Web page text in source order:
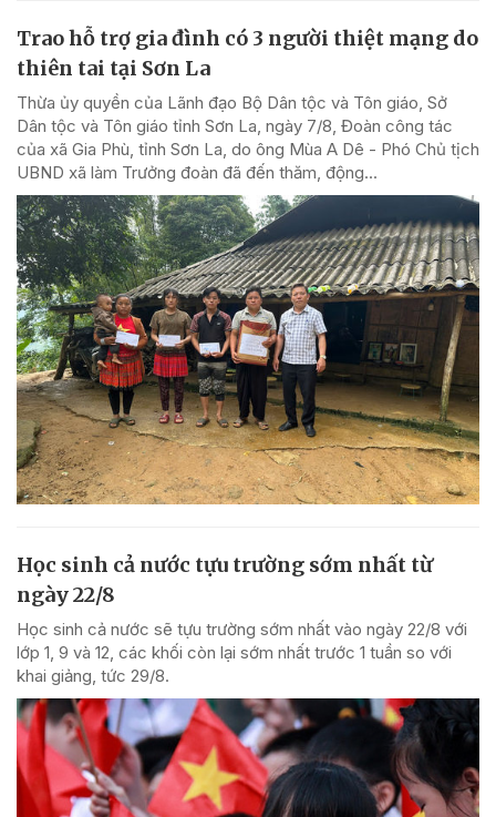
Trao hỗ trợ gia đình có 3 người thiệt mạng do
thiên tai tại Sơn La
Thừa ủy quyền của Lãnh đạo Bộ Dân tộc và Tôn giáo, Sở
Dân tộc và Tôn giáo tỉnh Sơn La, ngày 7/8, Đoàn công tác
của xã Gia Phù, tỉnh Sơn La, do ông Mùa A Dê - Phó Chủ tịch
UBND xã làm Trưởng đoàn đã đến thăm, động...
Học sinh cả nước tựu trường sớm nhất từ
ngày 22/8
Học sinh cả nước sẽ tựu trường sớm nhất vào ngày 22/8 với
lớp 1, 9 và 12, các khối còn lại sớm nhất trước 1 tuần so với
khai giảng, tức 29/8.